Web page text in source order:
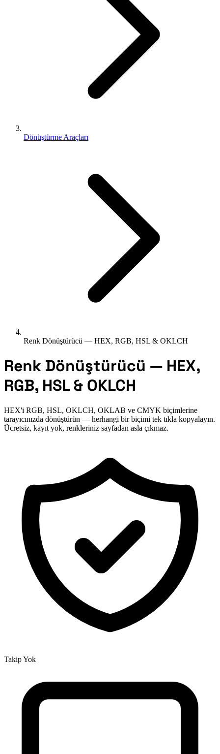
Dönüştürme Araçları
Renk Dönüştürücü — HEX, RGB, HSL & OKLCH
Renk Dönüştürücü — HEX,
RGB, HSL & OKLCH
HEX'i RGB, HSL, OKLCH, OKLAB ve CMYK biçimlerine
tarayıcınızda dönüştürün — herhangi bir biçimi tek tıkla kopyalayın.
Ücretsiz, kayıt yok, renkleriniz sayfadan asla çıkmaz.
Takip Yok